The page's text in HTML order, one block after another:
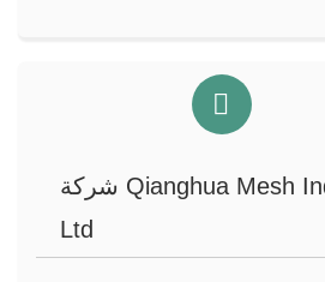
شركة Qianghua Mesh Industry ،
Ltd